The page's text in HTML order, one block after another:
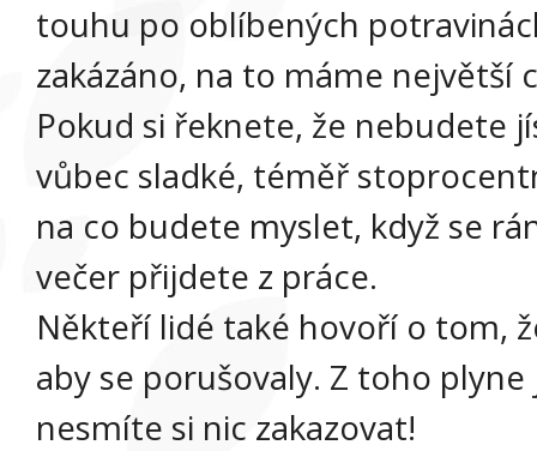
touhu po oblíbených
zakázáno, na to máme největší
Pokud si řeknete, že nebudete
vůbec sladké, téměř
na co budete myslet, když se
večer přijdete z práce.
Někteří lidé také hovoří o tom,
aby se porušovaly. Z toho
nesmíte si nic zakazovat!